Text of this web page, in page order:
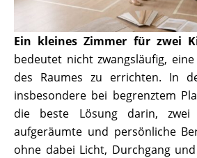
Ein kleines Zimmer für zwei
bedeutet nicht zwangsläufig,
des Raumes zu errichten. In
insbesondere bei begrenztem
die beste Lösung darin, zwei
aufgeräumte und persönliche
ohne dabei Licht, Durchgang